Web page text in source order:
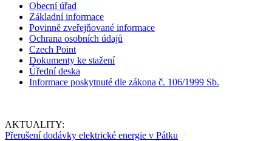
Obecní úřad
Základní informace
Povinně zveřejňované informace
Ochrana osobních údajů
Czech Point
Dokumenty ke stažení
Úřední deska
Informace poskytnuté dle zákona č. 106/1999 Sb.
AKTUALITY:
Přerušení dodávky elektrické energie v Pátku